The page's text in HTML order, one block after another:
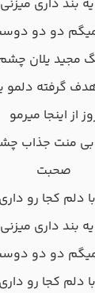
یه بند داری
میگم دو دو
مجید یلان
گرفته دلمو
از اینجا میرمو
بی منت جذاب
صحبت
دلم کجا رو
یه بند داری
میگم دو دو
دلم کجا رو